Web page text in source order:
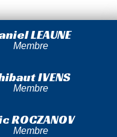
LEAUNE
Membre
IVENS
Membre
ROCZANOV
Membre